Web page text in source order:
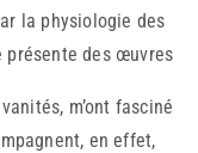
la physiologie des
présente des œuvres
m’ont fasciné
en effet,